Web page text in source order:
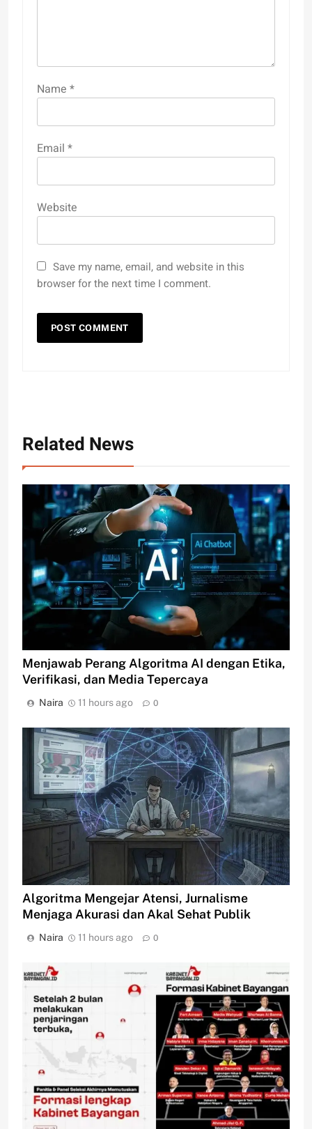
Name *
Email *
Website
Save my name, email, and website in this
browser for the next time I comment.
Related News
Menjawab Perang Algoritma AI dengan Etika,
Verifikasi, dan Media Tepercaya
Naira 11 hours ago 0
Algoritma Mengejar Atensi, Jurnalisme
Menjaga Akurasi dan Akal Sehat Publik
Naira 11 hours ago 0